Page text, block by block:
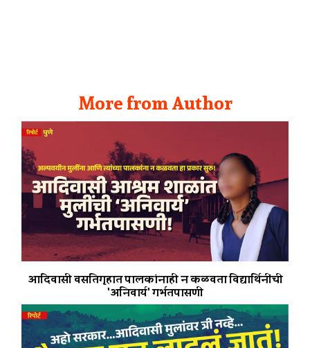
More from Author
आदिवासी वसतिगृहात पालकांनाही न कळवता विद्यार्थिनींची
'अनिवार्य' गर्भतपासणी